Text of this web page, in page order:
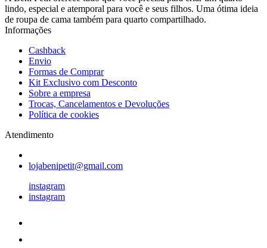
lindo, especial e atemporal para você e seus filhos. Uma ótima ideia
de roupa de cama também para quarto compartilhado.
Informações
Cashback
Envio
Formas de Comprar
Kit Exclusivo com Desconto
Sobre a empresa
Trocas, Cancelamentos e Devoluções
Política de cookies
Atendimento
lojabenipetit@gmail.com
instagram
instagram